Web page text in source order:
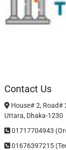
Contact Us
House# 2, Road#
Uttara, Dhaka-1230
01717704943
01676397215